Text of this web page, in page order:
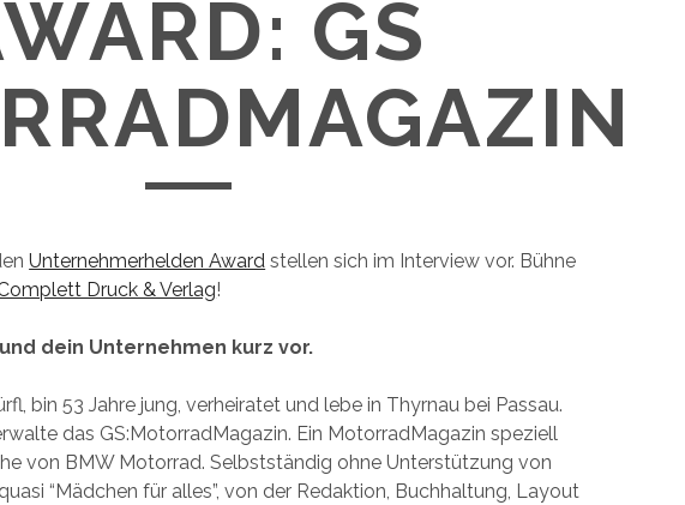
GS
Unternehmerhelden Award stellen sich im Interview vor. Bühne
Druck & Verlag!
dein Unternehmen kurz vor.
bin 53 Jahre jung, verheiratet und lebe in Thyrnau bei Passau.
das GS:MotorradMagazin. Ein MotorradMagazin speziell
von BMW Motorrad. Selbstständig ohne Unterstützung von
“Mädchen für alles”, von der Redaktion, Buchhaltung, Layout